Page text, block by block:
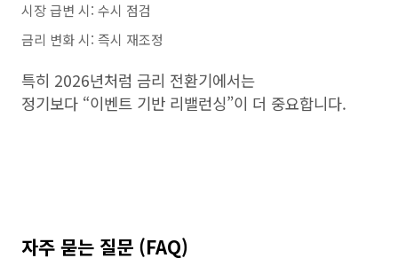
시장 급변 시: 수시 점검
금리 변화 시: 즉시 재조정
특히 2026년처럼 금리 전환기에서는
정기보다 “이벤트 기반 리밸런싱”이 더 중요합니다.
자주 묻는 질문 (FAQ)